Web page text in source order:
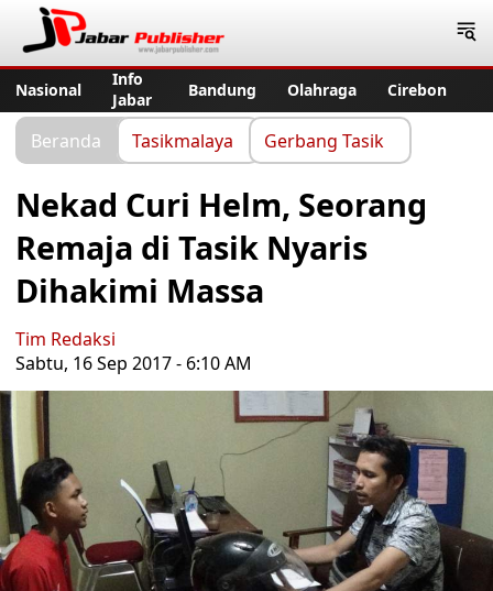
Nasional
Info
Jabar
Bandung Olahraga Cirebon
Beranda Tasikmalaya Gerbang Tasik
Nekad Curi Helm, Seorang
Remaja di Tasik Nyaris
Dihakimi Massa
Tim Redaksi
Sabtu, 16 Sep 2017 - 6:10 AM